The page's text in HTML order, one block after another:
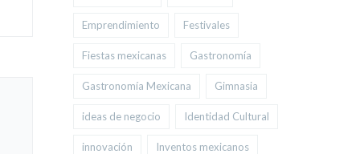
Emprendimiento Festivales
Fiestas mexicanas Gastronomía
Gastronomía Mexicana Gimnasia
ideas de negocio Identidad Cultural
innovación Inventos mexicanos